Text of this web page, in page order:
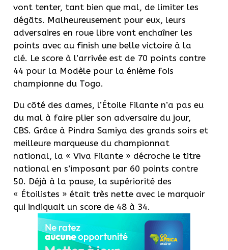
vont tenter, tant bien que mal, de limiter les
dégâts. Malheureusement pour eux, leurs
adversaires en roue libre vont enchaîner les
points avec au finish une belle victoire à la
clé. Le score à l’arrivée est de 70 points contre
44 pour la Modèle pour la énième fois
championne du Togo.
Du côté des dames, l’Étoile Filante n’a pas eu
du mal à faire plier son adversaire du jour,
CBS. Grâce à Pindra Samiya des grands soirs et
meilleure marqueuse du championnat
national, la « Viva Filante » décroche le titre
national en s’imposant par 60 points contre
50. Déjà à la pause, la supériorité des
« Étoilistes » était très nette avec le marquoir
qui indiquait un score de 48 à 34.